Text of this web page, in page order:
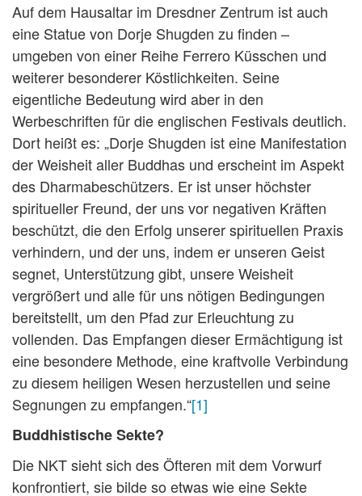
Auf dem Hausaltar im Dresdner Zentrum ist auch
eine Statue von Dorje Shugden zu finden –
umgeben von einer Reihe Ferrero Küsschen und
weiterer besonderer Köstlichkeiten. Seine
eigentliche Bedeutung wird aber in den
Werbeschriften für die englischen Festivals deutlich.
Dort heißt es: „Dorje Shugden ist eine Manifestation
der Weisheit aller Buddhas und erscheint im Aspekt
des Dharmabeschützers. Er ist unser höchster
spiritueller Freund, der uns vor negativen Kräften
beschützt, die den Erfolg unserer spirituellen Praxis
verhindern, und der uns, indem er unseren Geist
segnet, Unterstützung gibt, unsere Weisheit
vergrößert und alle für uns nötigen Bedingungen
bereitstellt, um den Pfad zur Erleuchtung zu
vollenden. Das Empfangen dieser Ermächtigung ist
eine besondere Methode, eine kraftvolle Verbindung
zu diesem heiligen Wesen herzustellen und seine
Segnungen zu empfangen.“[1]
Buddhistische Sekte?
Die NKT sieht sich des Öfteren mit dem Vorwurf
konfrontiert, sie bilde so etwas wie eine Sekte